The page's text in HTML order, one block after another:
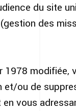
du site
des
modifiée,
ou de
vous